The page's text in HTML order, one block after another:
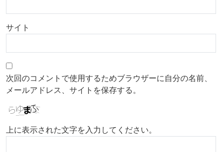
サイト
次回のコメントで使用するためブラウザーに自分の名前、
メールアドレス、サイトを保存する。
上に表示された文字を入力してください。